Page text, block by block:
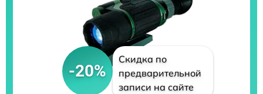
-20%
Скидка по
предварительной
записи на сайте